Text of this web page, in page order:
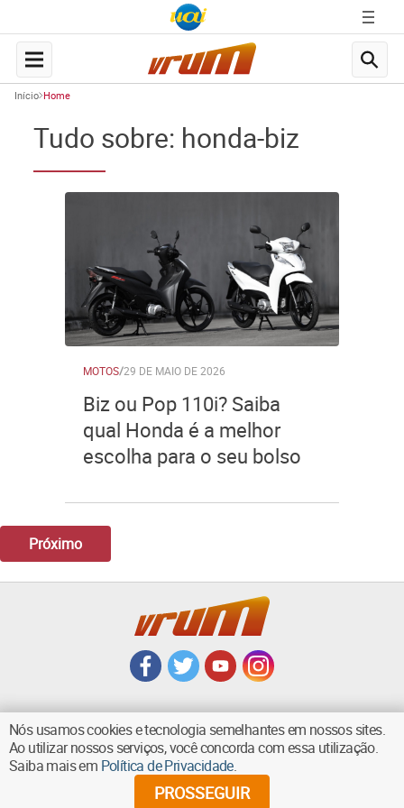
Início Home
Tudo sobre: honda-biz
MOTOS/29 DE MAIO DE 2026
Biz ou Pop 110i? Saiba
qual Honda é a melhor
escolha para o seu bolso
Próximo
VOLTAR AO TOPO
Nós usamos cookies e tecnologia semelhantes em nossos sites.
Ao utilizar nossos serviços, você concorda com essa utilização.
Saiba mais em Política de Privacidade.
PROSSEGUIR